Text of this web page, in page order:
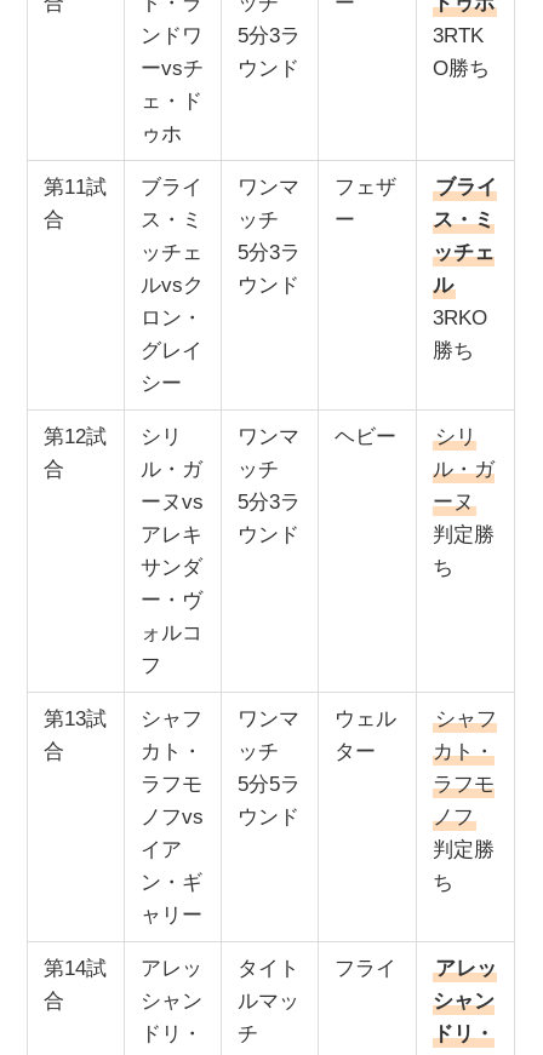
ンドワ
ーvsチ
ェ・ド
ゥホ
5分3ラ
ウンド
3RTK
O勝ち
第11試
合
ブライ
ス・ミ
ッチェ
ルvsク
ロン・
グレイ
シー
ワンマ
ッチ
5分3ラ
ウンド
フェザ
ー
ブライ
ス・ミ
ッチェ
ル
3RKO
勝ち
第12試
合
シリ
ル・ガ
ーヌvs
アレキ
サンダ
ー・ヴ
ォルコ
フ
ワンマ
ッチ
5分3ラ
ウンド
ヘビー
シリ
ル・ガ
ーヌ
判定勝
ち
第13試
合
シャフ
カト・
ラフモ
ノフvs
イア
ン・ギ
ャリー
ワンマ
ッチ
5分5ラ
ウンド
ウェル
ター
シャフ
カト・
ラフモ
ノフ
判定勝
ち
第14試
合
アレッ
シャン
ドリ・
タイト
ルマッ
チ
フライ
アレッ
シャン
ドリ・